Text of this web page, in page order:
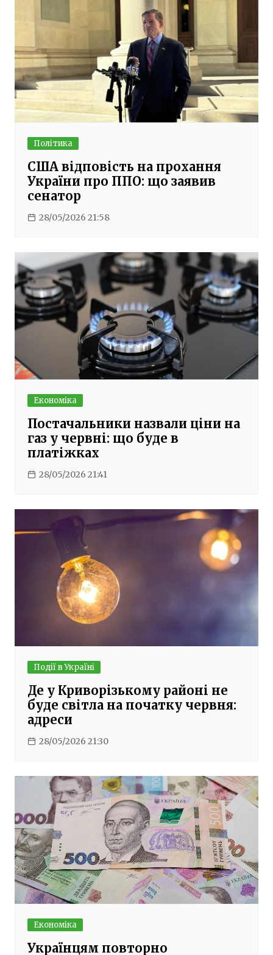
Політика
США відповість на прохання
України про ППО: що заявив
сенатор
28/05/2026 21:58
Економіка
Постачальники назвали ціни на
газ у червні: що буде в
платіжках
28/05/2026 21:41
Події в Україні
Де у Криворізькому районі не
буде світла на початку червня:
адреси
28/05/2026 21:30
Економіка
Українцям повторно